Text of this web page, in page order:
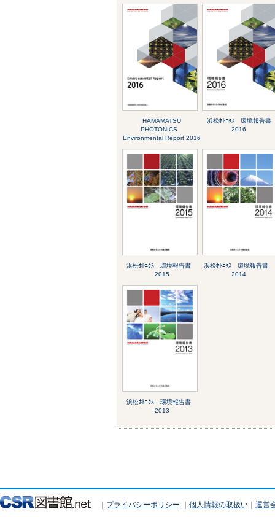
HAMAMATSU
PHOTONICS
Environmental Report 2016
浜松ﾎﾄﾆｸｽ 環境報告書
2016
浜松ﾎﾄﾆｸｽ 環境報告書
2015
浜松ﾎﾄﾆｸｽ 環境報告書
2014
浜松ﾎﾄﾆｸｽ 環境報告書
2013
｜ プライバシーポリシー ｜ 個人情報の取扱い ｜ 運営